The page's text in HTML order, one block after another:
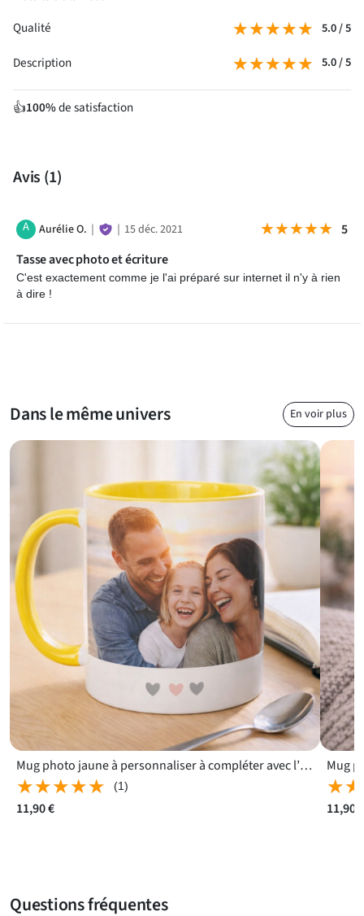
Découvrez également tous nos mugs personnalisés pour créer
un modèle adapté à chaque envie et chaque occasion.
Questions fréquentes
Qualité
★★★★★
★★★★★ 5.0 / 5
Description ★★★★★
★★★★★ 5.0 / 5
👍100%de satisfaction
Avis (1)
A Aurélie O. ｜ ｜ 15 déc. 2021 ★★★★★
★★★★★ 5
Tasse avec photo et écriture
C'est exactement comme je l'ai préparé sur internet il n'y à rien
à dire !
Dans le même univers En voir plus
Mug photo jaune à personnaliser à compléter avec l’image de votre choix
★★★★★
★★★★★ (1)
11,90 € 11,90 €
Questions fréquentes